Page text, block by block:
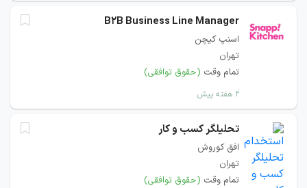
B2B Business Line Manager
اسنپ کیچن
تهران
تمام وقت (حقوق توافقی)
۲ هفته پیش
تحلیلگر کسب و‌ کار
افق کوروش
تهران
تمام وقت (حقوق توافقی)